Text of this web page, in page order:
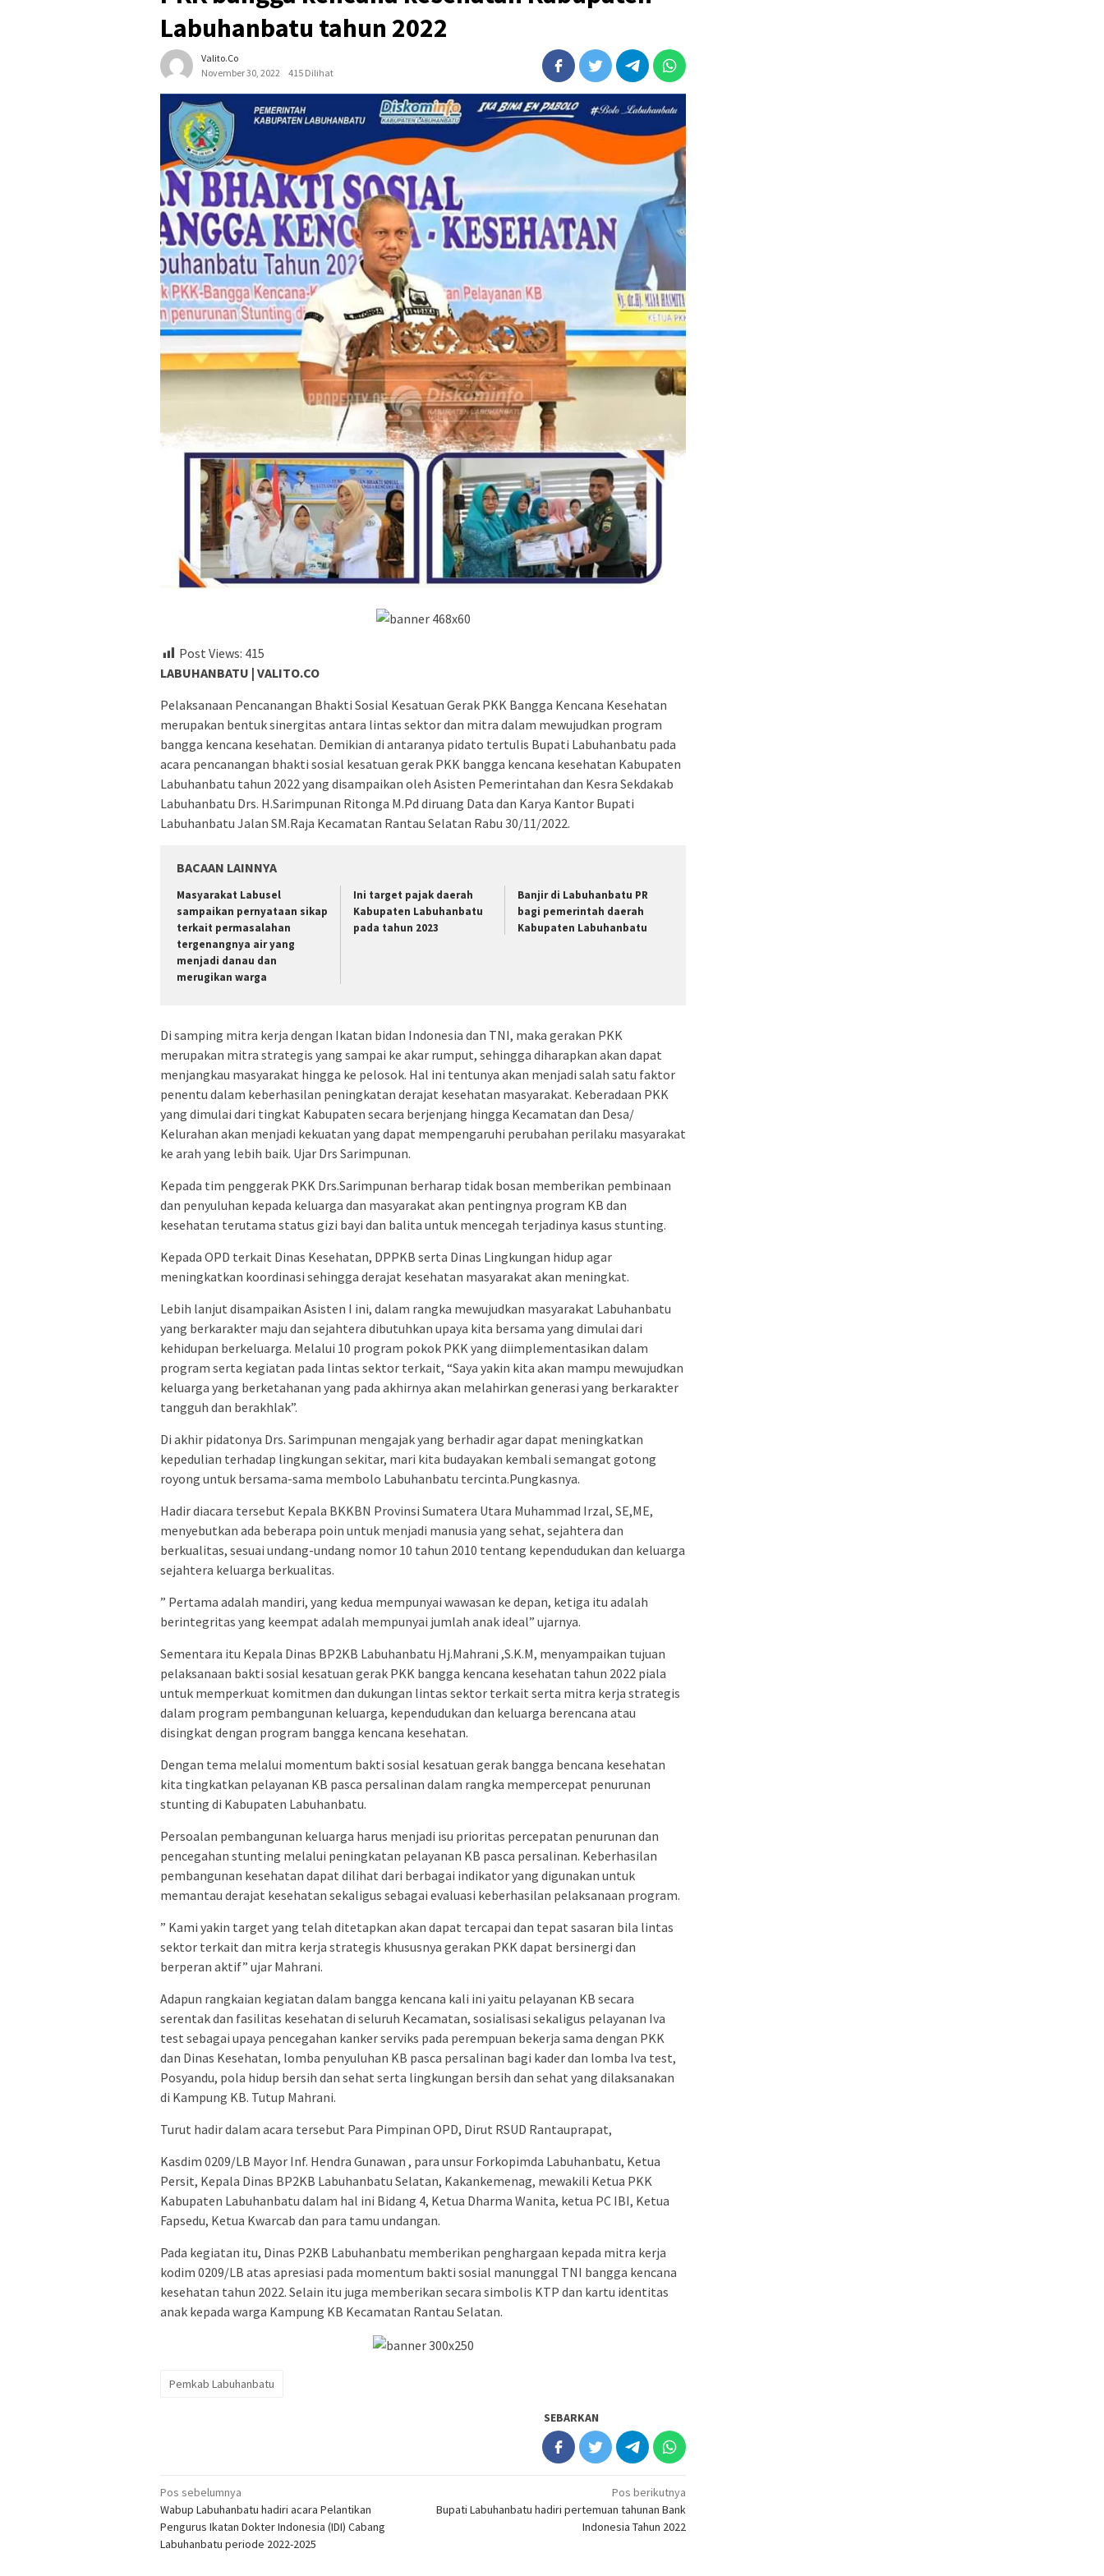
Labuhanbatu tahun 2022
Valito.co
November 30, 2022
415 Dilihat
Post Views: 415
LABUHANBATU | VALITO.CO
Pelaksanaan Pencanangan Bhakti Sosial Kesatuan Gerak PKK Bangga Kencana Kesehatan
merupakan bentuk sinergitas antara lintas sektor dan mitra dalam mewujudkan program
bangga kencana kesehatan. Demikian di antaranya pidato tertulis Bupati Labuhanbatu pada
acara pencanangan bhakti sosial kesatuan gerak PKK bangga kencana kesehatan Kabupaten
Labuhanbatu tahun 2022 yang disampaikan oleh Asisten Pemerintahan dan Kesra Sekdakab
Labuhanbatu Drs. H.Sarimpunan Ritonga M.Pd diruang Data dan Karya Kantor Bupati
Labuhanbatu Jalan SM.Raja Kecamatan Rantau Selatan Rabu 30/11/2022.
BACAAN LAINNYA
Masyarakat Labusel
sampaikan pernyataan sikap
terkait permasalahan
tergenangnya air yang
menjadi danau dan
merugikan warga
Ini target pajak daerah
Kabupaten Labuhanbatu
pada tahun 2023
Banjir di Labuhanbatu PR
bagi pemerintah daerah
Kabupaten Labuhanbatu
Di samping mitra kerja dengan Ikatan bidan Indonesia dan TNI, maka gerakan PKK
merupakan mitra strategis yang sampai ke akar rumput, sehingga diharapkan akan dapat
menjangkau masyarakat hingga ke pelosok. Hal ini tentunya akan menjadi salah satu faktor
penentu dalam keberhasilan peningkatan derajat kesehatan masyarakat. Keberadaan PKK
yang dimulai dari tingkat Kabupaten secara berjenjang hingga Kecamatan dan Desa/
Kelurahan akan menjadi kekuatan yang dapat mempengaruhi perubahan perilaku masyarakat
ke arah yang lebih baik. Ujar Drs Sarimpunan.
Kepada tim penggerak PKK Drs.Sarimpunan berharap tidak bosan memberikan pembinaan
dan penyuluhan kepada keluarga dan masyarakat akan pentingnya program KB dan
kesehatan terutama status gizi bayi dan balita untuk mencegah terjadinya kasus stunting.
Kepada OPD terkait Dinas Kesehatan, DPPKB serta Dinas Lingkungan hidup agar
meningkatkan koordinasi sehingga derajat kesehatan masyarakat akan meningkat.
Lebih lanjut disampaikan Asisten I ini, dalam rangka mewujudkan masyarakat Labuhanbatu
yang berkarakter maju dan sejahtera dibutuhkan upaya kita bersama yang dimulai dari
kehidupan berkeluarga. Melalui 10 program pokok PKK yang diimplementasikan dalam
program serta kegiatan pada lintas sektor terkait, “Saya yakin kita akan mampu mewujudkan
keluarga yang berketahanan yang pada akhirnya akan melahirkan generasi yang berkarakter
tangguh dan berakhlak”.
Di akhir pidatonya Drs. Sarimpunan mengajak yang berhadir agar dapat meningkatkan
kepedulian terhadap lingkungan sekitar, mari kita budayakan kembali semangat gotong
royong untuk bersama-sama membolo Labuhanbatu tercinta.Pungkasnya.
Hadir diacara tersebut Kepala BKKBN Provinsi Sumatera Utara Muhammad Irzal, SE,ME,
menyebutkan ada beberapa poin untuk menjadi manusia yang sehat, sejahtera dan
berkualitas, sesuai undang-undang nomor 10 tahun 2010 tentang kependudukan dan keluarga
sejahtera keluarga berkualitas.
” Pertama adalah mandiri, yang kedua mempunyai wawasan ke depan, ketiga itu adalah
berintegritas yang keempat adalah mempunyai jumlah anak ideal” ujarnya.
Sementara itu Kepala Dinas BP2KB Labuhanbatu Hj.Mahrani ,S.K.M, menyampaikan tujuan
pelaksanaan bakti sosial kesatuan gerak PKK bangga kencana kesehatan tahun 2022 piala
untuk memperkuat komitmen dan dukungan lintas sektor terkait serta mitra kerja strategis
dalam program pembangunan keluarga, kependudukan dan keluarga berencana atau
disingkat dengan program bangga kencana kesehatan.
Dengan tema melalui momentum bakti sosial kesatuan gerak bangga bencana kesehatan
kita tingkatkan pelayanan KB pasca persalinan dalam rangka mempercepat penurunan
stunting di Kabupaten Labuhanbatu.
Persoalan pembangunan keluarga harus menjadi isu prioritas percepatan penurunan dan
pencegahan stunting melalui peningkatan pelayanan KB pasca persalinan. Keberhasilan
pembangunan kesehatan dapat dilihat dari berbagai indikator yang digunakan untuk
memantau derajat kesehatan sekaligus sebagai evaluasi keberhasilan pelaksanaan program.
” Kami yakin target yang telah ditetapkan akan dapat tercapai dan tepat sasaran bila lintas
sektor terkait dan mitra kerja strategis khususnya gerakan PKK dapat bersinergi dan
berperan aktif” ujar Mahrani.
Adapun rangkaian kegiatan dalam bangga kencana kali ini yaitu pelayanan KB secara
serentak dan fasilitas kesehatan di seluruh Kecamatan, sosialisasi sekaligus pelayanan Iva
test sebagai upaya pencegahan kanker serviks pada perempuan bekerja sama dengan PKK
dan Dinas Kesehatan, lomba penyuluhan KB pasca persalinan bagi kader dan lomba Iva test,
Posyandu, pola hidup bersih dan sehat serta lingkungan bersih dan sehat yang dilaksanakan
di Kampung KB. Tutup Mahrani.
Turut hadir dalam acara tersebut Para Pimpinan OPD, Dirut RSUD Rantauprapat,
Kasdim 0209/LB Mayor Inf. Hendra Gunawan , para unsur Forkopimda Labuhanbatu, Ketua
Persit, Kepala Dinas BP2KB Labuhanbatu Selatan, Kakankemenag, mewakili Ketua PKK
Kabupaten Labuhanbatu dalam hal ini Bidang 4, Ketua Dharma Wanita, ketua PC IBI, Ketua
Fapsedu, Ketua Kwarcab dan para tamu undangan.
Pada kegiatan itu, Dinas P2KB Labuhanbatu memberikan penghargaan kepada mitra kerja
kodim 0209/LB atas apresiasi pada momentum bakti sosial manunggal TNI bangga kencana
kesehatan tahun 2022. Selain itu juga memberikan secara simbolis KTP dan kartu identitas
anak kepada warga Kampung KB Kecamatan Rantau Selatan.
Pemkab Labuhanbatu
SEBARKAN
Navigasi
pos
Pos sebelumnya
Wabup Labuhanbatu hadiri acara Pelantikan
Pengurus Ikatan Dokter Indonesia (IDI) Cabang
Labuhanbatu periode 2022-2025
Pos berikutnya
Bupati Labuhanbatu hadiri pertemuan tahunan Bank
Indonesia Tahun 2022